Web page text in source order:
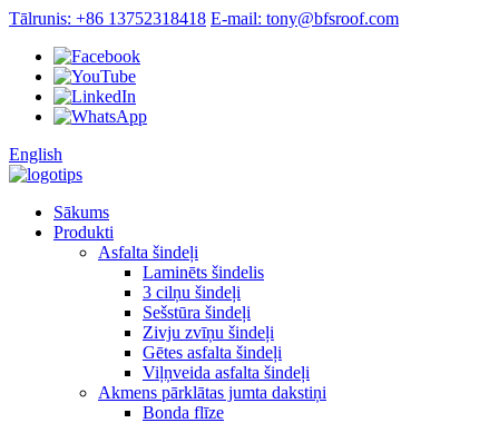
Tālrunis: +86 13752318418 E-mail: tony@bfsroof.com
English
Sākums
Produkti
Asfalta šindeļi
Laminēts šindelis
3 cilņu šindeļi
Sešstūra šindeļi
Zivju zvīņu šindeļi
Gētes asfalta šindeļi
Viļņveida asfalta šindeļi
Akmens pārklātas jumta dakstiņi
Bonda flīze